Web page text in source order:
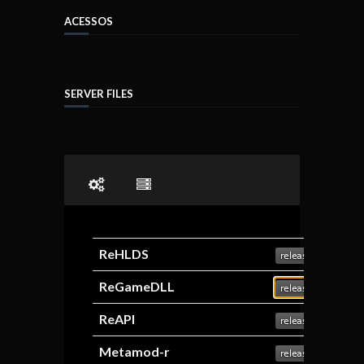
ACESSOS
SERVER FILES
ReHLDS
ReGameDLL
ReAPI
Metamod-r